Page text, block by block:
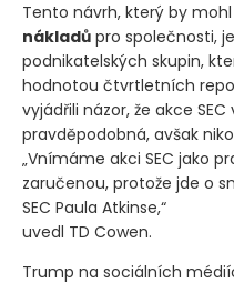
Tento návrh, který by
nákladů pro společnosti,
podnikatelských skupin,
hodnotou čtvrtletních
vyjádřili názor, že akce
pravděpodobná, avšak
„Vnímáme akci SEC jako
zaručenou, protože jde o
SEC Paula Atkinse,“
uvedl TD Cowen.
Trump na sociálních